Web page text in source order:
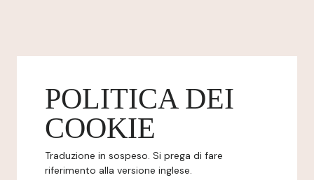
POLITICA DEI
COOKIE
Traduzione in sospeso. Si prega di fare
riferimento alla versione inglese.